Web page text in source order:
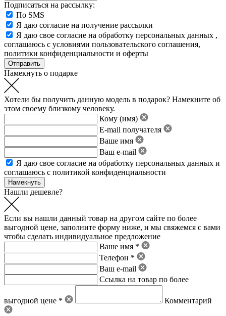
Подписаться на рассылку:
По SMS
Я даю согласие на получение рассылки
Я даю свое согласие на обработку персональных данных ,
соглашаюсь с условиями пользовательского соглашения,
политики конфиденциальности и оферты
Намекнуть о подарке
Хотели бы получить данную модель в подарок? Намекните об
этом своему близкому человеку.
Кому (имя)
E-mail получателя
Ваше имя
Ваш e-mail
Я даю свое согласие на обработку персональных данных и
соглашаюсь с политикой конфиденциальности
Нашли дешевле?
Если вы нашли данный товар на другом сайте по более
выгодной цене, заполните форму ниже, и мы свяжемся с вами
чтобы сделать индивидуальное предложение
Ваше имя *
Телефон *
Ваш e-mail
Ссылка на товар по более
выгодной цене * Комментарий